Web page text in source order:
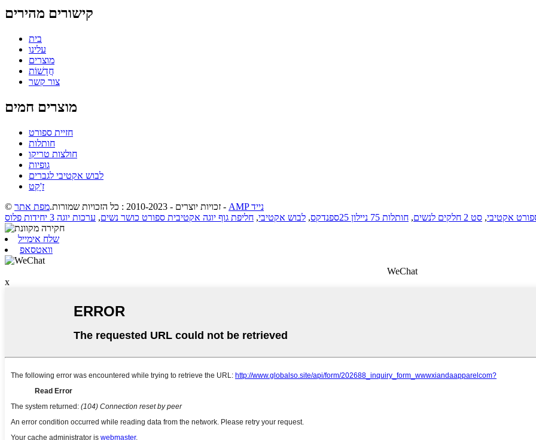
קישורים מהירים
בית
עלינו
מוצרים
חֲדָשׁוֹת
צור קשר
מוצרים חמים
חזיית ספורט
חותלות
חולצות טריקו
גופיות
לבוש אקטיבי לגברים
ז'ָקֵט
© זכויות יוצרים - 2010-2023 : כל הזכויות שמורות.
מפת אתר -
AMP נייד
אקטיבי, סט 2 חלקים לנשים , חותלות 75 ניילון 25ספנדקס , לבוש אקטיבי, חליפת גוף יוגה אקטיבית ספורט כושר נשים, ערכות יוגה 3 יחידות פלוס
שלח אימייל
וואטסאפ
WeChat
x